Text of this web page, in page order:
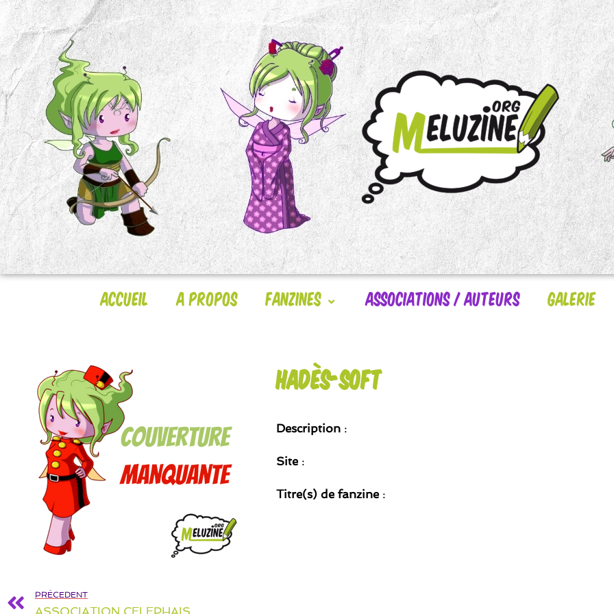
Accueil A Propos Fanzines Associations / Auteurs Galerie
Hadès-Soft
Description :
Site :
Titre(s) de fanzine :
PRÉCEDENT
ASSOCIATION CELEPHAIS